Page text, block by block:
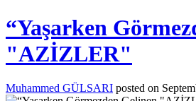
“Yaşarken
"AZİZLER"
Muhammed GÜLSARI posted on